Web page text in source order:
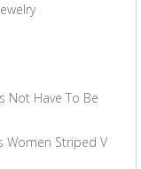
Not Have To Be
Women Striped V